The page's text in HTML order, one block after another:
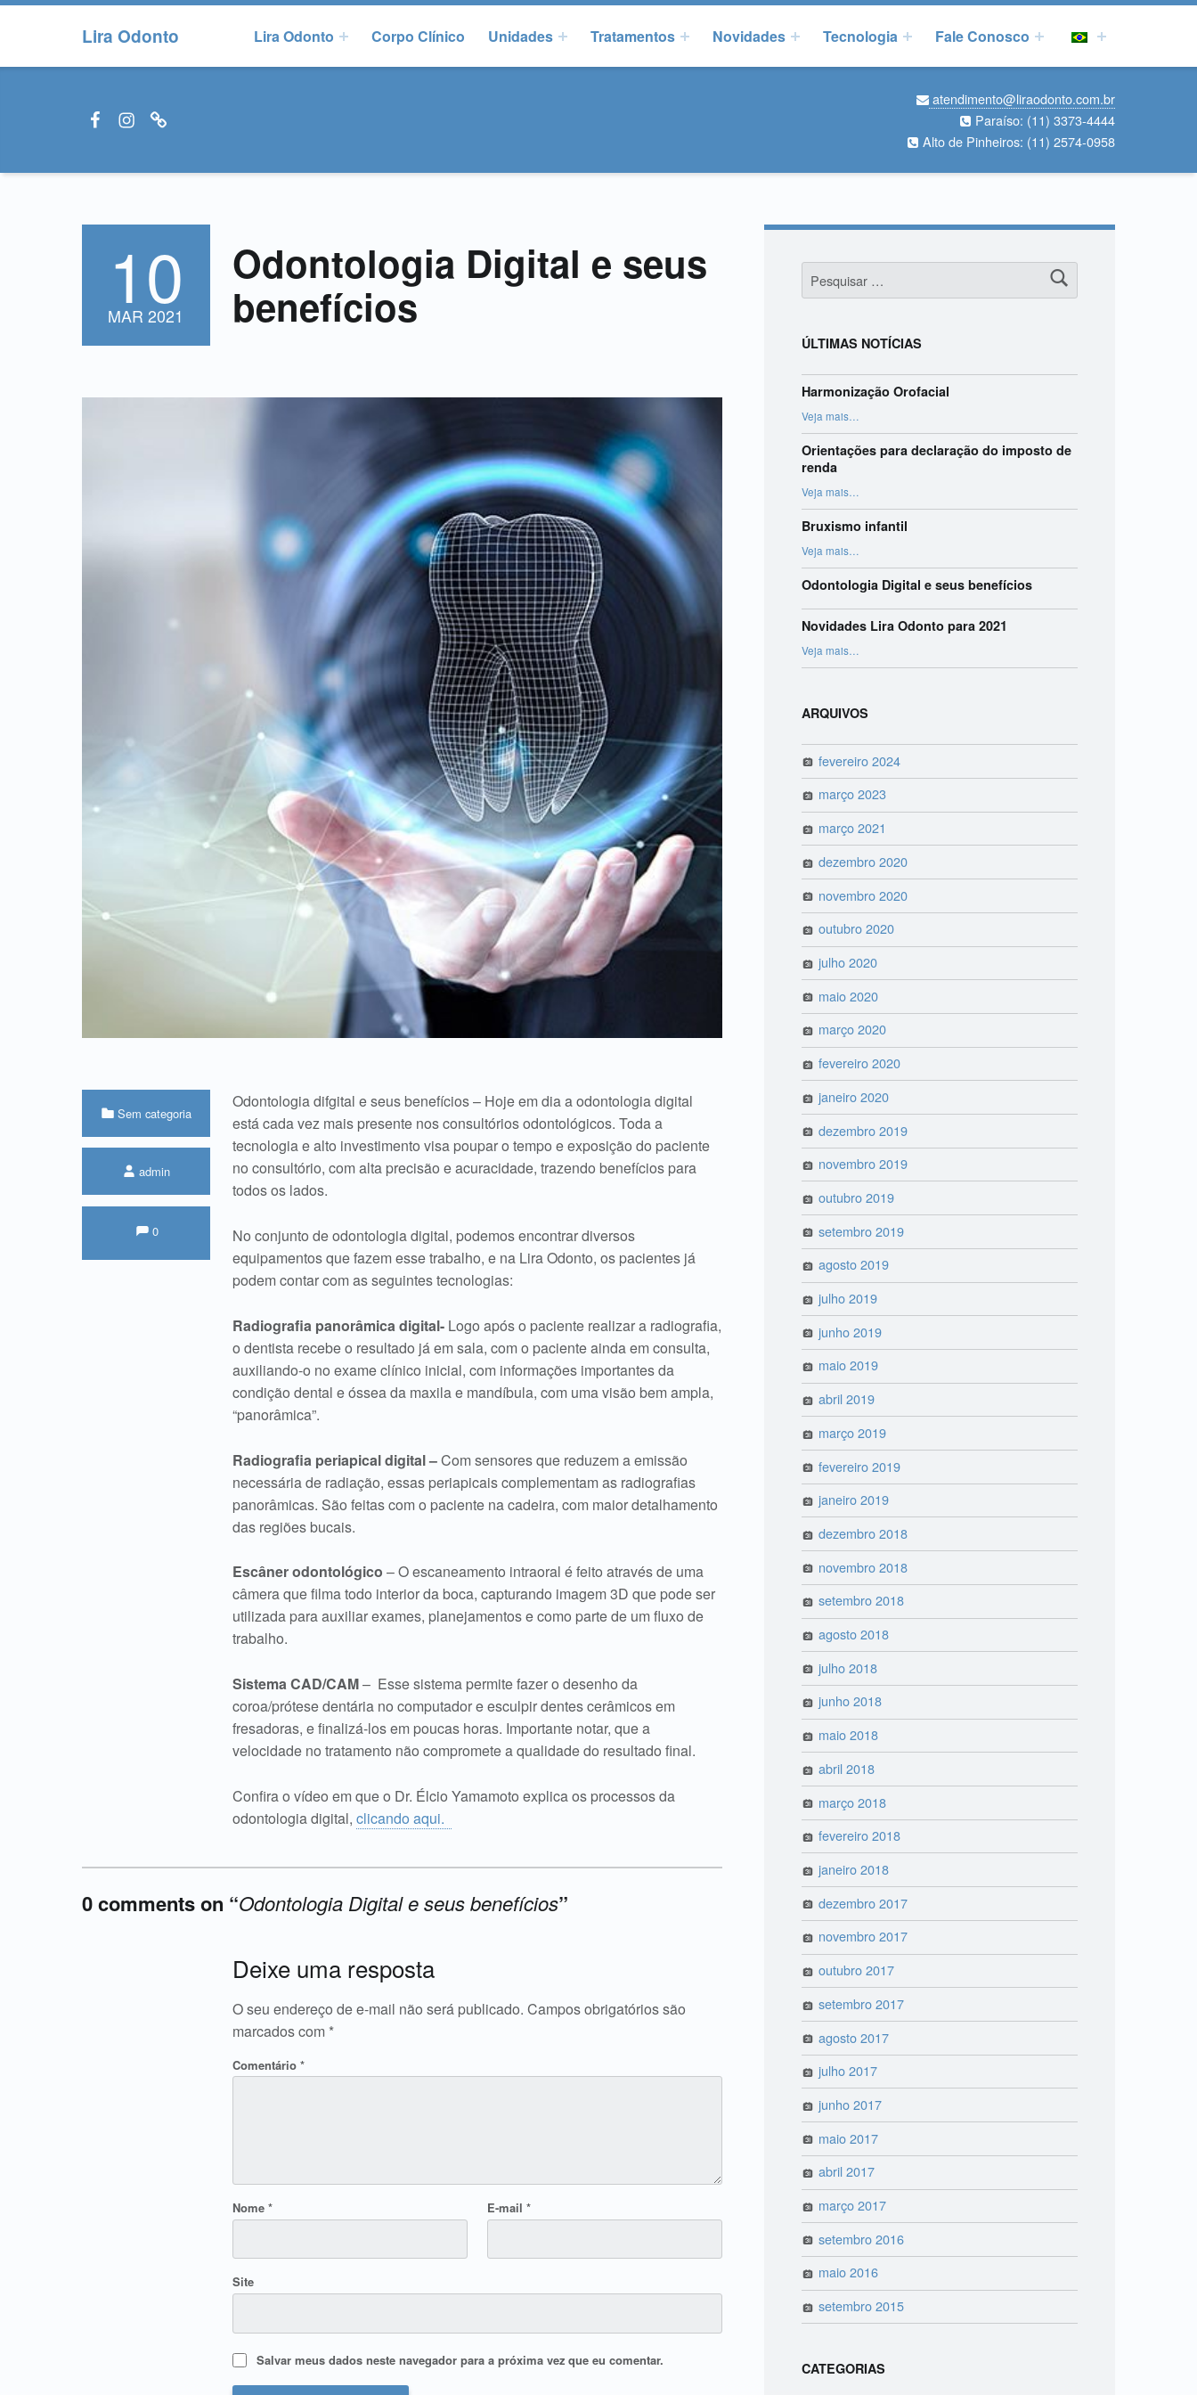
Lira Odonto Lira Odonto Corpo Clínico Unidades Tratamentos Novidades Tecnologia Fale Conosco
Facebook LiraOdonto
Instagram LiraOdonto
Site LiraOdonto
atendimento@liraodonto.com.br
Paraíso: (11) 3373-4444
Alto de Pinheiros: (11) 2574-0958
Odontologia Digital e seus
benefícios
10
MAR 2021
Odontologia difgital e seus benefícios – Hoje em dia a odontologia digital
está cada vez mais presente nos consultórios odontológicos. Toda a
tecnologia e alto investimento visa poupar o tempo e exposição do paciente
no consultório, com alta precisão e acuracidade, trazendo benefícios para
todos os lados.
No conjunto de odontologia digital, podemos encontrar diversos
equipamentos que fazem esse trabalho, e na Lira Odonto, os pacientes já
podem contar com as seguintes tecnologias:
Radiografia panorâmica digital- Logo após o paciente realizar a radiografia,
o dentista recebe o resultado já em sala, com o paciente ainda em consulta,
auxiliando-o no exame clínico inicial, com informações importantes da
condição dental e óssea da maxila e mandíbula, com uma visão bem ampla,
“panorâmica”.
Radiografia periapical digital –Com sensores que reduzem a emissão
necessária de radiação, essas periapicais complementam as radiografias
panorâmicas. São feitas com o paciente na cadeira, com maior detalhamento
das regiões bucais.
Escâner odontológico– O escaneamento intraoral é feito através de uma
câmera que filma todo interior da boca, capturando imagem 3D que pode ser
utilizada para auxiliar exames, planejamentos e como parte de um fluxo de
trabalho.
Sistema CAD/CAM– Esse sistema permite fazer o desenho da
coroa/prótese dentária no computador e esculpir dentes cerâmicos em
fresadoras, e finalizá-los em poucas horas. Importante notar, que a
velocidade no tratamento não compromete a qualidade do resultado final.
Confira o vídeo em que o Dr. Élcio Yamamoto explica os processos da
odontologia digital,clicando aqui.
Categorizado em:
Sem categoria
Escrito por:
admin
Comentários:
Comments:
0
0 comments on “Odontologia Digital e seus benefícios”
Acrescente o seu comentário ↓
Deixe uma resposta
O seu endereço de e-mail não será publicado. Campos obrigatórios são
marcados com *
Comentário*
Nome* E-mail*
Site
Salvar meus dados neste navegador para a próxima vez que eu comentar.
Pesquisar por:
ÚLTIMAS NOTÍCIAS
Harmonização Orofacial
Veja mais…
Orientações para declaração do imposto de
renda
Veja mais“Orientações para declaração do imposto de renda”
…
Bruxismo infantil
Veja mais…
Odontologia Digital e seus benefícios
Novidades Lira Odonto para 2021
Veja mais“Novidades Lira Odonto para 2021”
…
ARQUIVOS
fevereiro 2024
março 2023
março 2021
dezembro 2020
novembro 2020
outubro 2020
julho 2020
maio 2020
março 2020
fevereiro 2020
janeiro 2020
dezembro 2019
novembro 2019
outubro 2019
setembro 2019
agosto 2019
julho 2019
junho 2019
maio 2019
abril 2019
março 2019
fevereiro 2019
janeiro 2019
dezembro 2018
novembro 2018
setembro 2018
agosto 2018
julho 2018
junho 2018
maio 2018
abril 2018
março 2018
fevereiro 2018
janeiro 2018
dezembro 2017
novembro 2017
outubro 2017
setembro 2017
agosto 2017
julho 2017
junho 2017
maio 2017
abril 2017
março 2017
setembro 2016
maio 2016
setembro 2015
CATEGORIAS